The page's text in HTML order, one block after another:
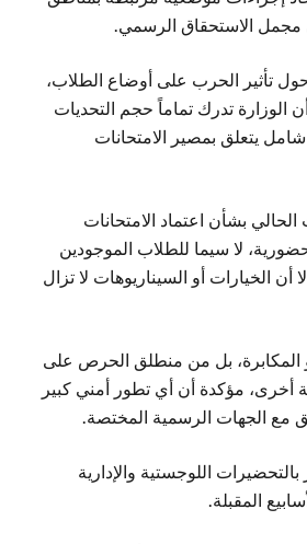
مجمل الاستحقاق الرسمي.
حول تأثير الحرب على أوضاع الطلاب،
الوزارة تدرك تماماً حجم التحديات
شامل يتعلق بمصير الامتحانات
بشأن اعتماد الامتحانات
لا سيما للطلاب الموجودين
الخيارات أو السيناريوهات لا تزال
المكابرة، بل من منطلق الحرص على
أخرى، مؤكدة أن أي تطور أمني كبير
الجهات الرسمية المختصة.
اللوجستية والإدارية
المقبلة.